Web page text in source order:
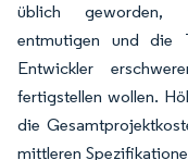
üblich geworden,
entmutigen und die
Entwickler
fertigstellen wollen.
die
mittleren